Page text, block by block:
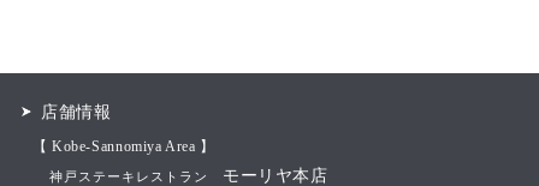
店舗情報
【 Kobe-Sannomiya Area 】
神戸ステーキレストラン モーリヤ本店